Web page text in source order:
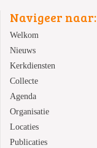
Navigeer naar:
Welkom
Nieuws
Kerkdiensten
Collecte
Agenda
Organisatie
Locaties
Publicaties